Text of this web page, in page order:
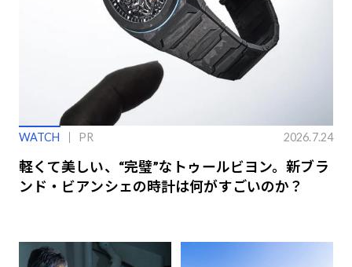
WATCH PR 2026.7.24
軽くて美しい、“完璧”なトゥールビヨン。新ブラ
ンド・ビアンシェの時計は何がすごいのか？